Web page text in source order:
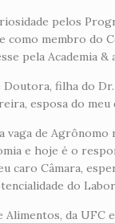
pelos
membro do
pela Academia &
filha do
esposa do
vaga de
e hoje é o
Câmara,
do
da UFC